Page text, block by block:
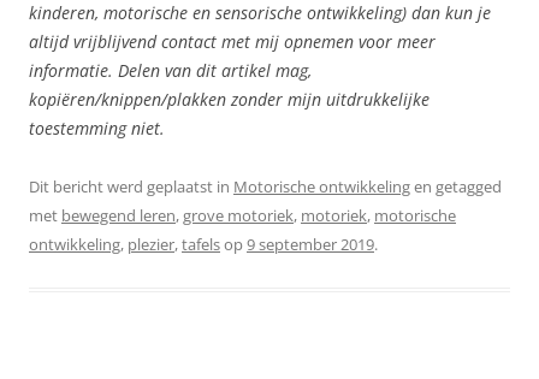
kinderen, motorische en sensorische ontwikkeling) dan kun je
altijd vrijblijvend contact met mij opnemen voor meer
informatie. Delen van dit artikel mag,
kopiëren/knippen/plakken zonder mijn uitdrukkelijke
toestemming niet.
Dit bericht werd geplaatst in Motorische ontwikkelingen getagged
met bewegend leren,grove motoriek, motoriek, motorische
ontwikkeling, plezier,tafelsop9 september 2019.